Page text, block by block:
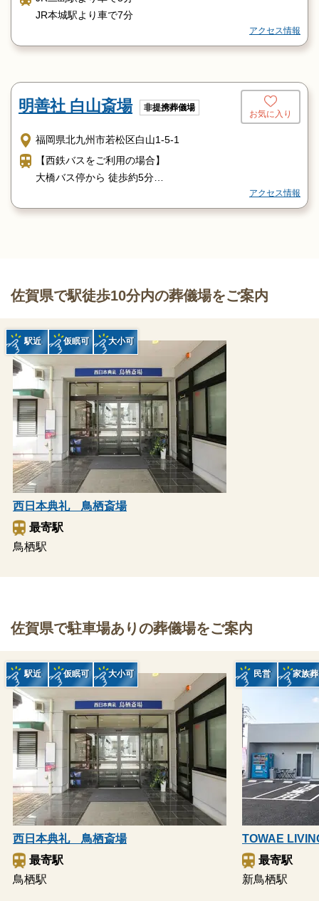
JR本城駅より車で7分
アクセス情報
明善社 白山斎場 非提携葬儀場
お気に入り
福岡県北九州市若松区白山1-5-1
【西鉄バスをご利用の場合】
大橋バス停から 徒歩約5分
大橋通りバス停から 徒歩約5分
アクセス情報
佐賀県で駅徒歩10分内の葬儀場をご案内
西日本典礼 鳥栖斎場
最寄駅
鳥栖駅
駅近 仮眠可 大小可
佐賀県で駐車場ありの葬儀場をご案内
西日本典礼 鳥栖斎場
最寄駅
鳥栖駅
駅近 仮眠可 大小可
TOWAE
最寄駅
新鳥栖駅
民営 家族葬